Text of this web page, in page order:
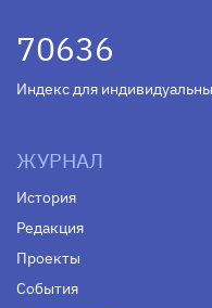
70636
Индекс для
ЖУРНАЛ
История
Редакция
Проекты
События